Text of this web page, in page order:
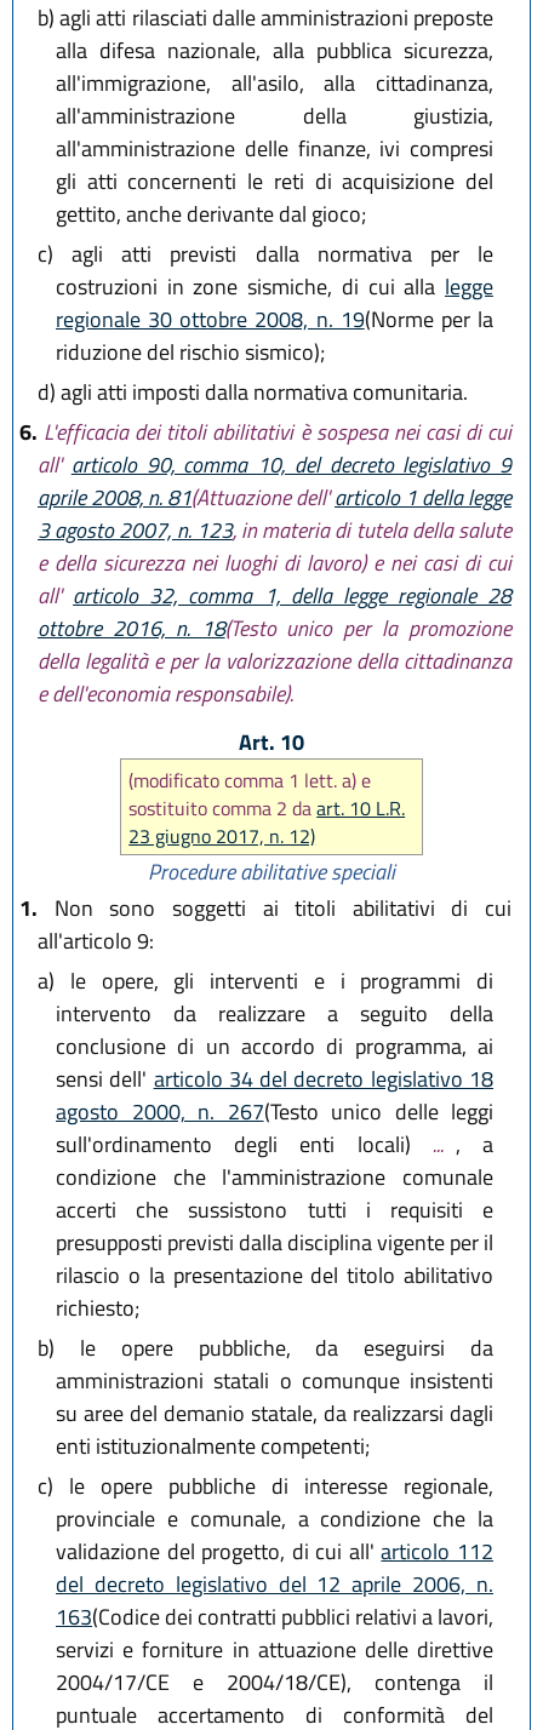
b)agli atti rilasciati dalle amministrazioni preposte
alla difesa nazionale, alla pubblica sicurezza,
all'immigrazione, all'asilo, alla cittadinanza,
all'amministrazione della giustizia,
all'amministrazione delle finanze, ivi compresi
gli atti concernenti le reti di acquisizione del
gettito, anche derivante dal gioco;
c) agli atti previsti dalla normativa per le
costruzioni in zone sismiche, di cui alla legge
regionale 30 ottobre 2008, n. 19(Norme per la
riduzione del rischio sismico);
d)agli atti imposti dalla normativa comunitaria.
6. L'efficacia dei titoli abilitativi è sospesa nei casi di cui
all' articolo 90, comma 10, del decreto legislativo 9
aprile 2008, n. 81(Attuazione dell'articolo 1 della legge
3 agosto 2007, n. 123, in materia di tutela della salute
e della sicurezza nei luoghi di lavoro) e nei casi di cui
all' articolo 32, comma 1, della legge regionale 28
ottobre 2016, n. 18(Testo unico per la promozione
della legalità e per la valorizzazione della cittadinanza
e dell'economia responsabile).
Art. 10
(modificato comma 1 lett. a) e
sostituito comma 2 daart. 10 L.R.
23 giugno 2017, n. 12)
Procedure abilitative speciali
1. Non sono soggetti ai titoli abilitativi di cui
all'articolo 9:
a) le opere, gli interventi e i programmi di
intervento da realizzare a seguito della
conclusione di un accordo di programma, ai
sensi dell' articolo 34 del decreto legislativo 18
agosto 2000, n. 267(Testo unico delle leggi
sull'ordinamento degli enti locali) ... , a
condizione che l'amministrazione comunale
accerti che sussistono tutti i requisiti e
presupposti previsti dalla disciplina vigente per il
rilascio o la presentazione del titolo abilitativo
richiesto;
b) le opere pubbliche, da eseguirsi da
amministrazioni statali o comunque insistenti
su aree del demanio statale, da realizzarsi dagli
enti istituzionalmente competenti;
c) le opere pubbliche di interesse regionale,
provinciale e comunale, a condizione che la
validazione del progetto, di cui all'articolo 112
del decreto legislativo del 12 aprile 2006, n.
163(Codice dei contratti pubblici relativi a lavori,
servizi e forniture in attuazione delle direttive
2004/17/CE e 2004/18/CE), contenga il
puntuale accertamento di conformità del